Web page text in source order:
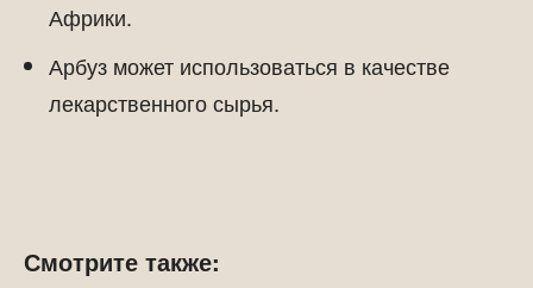
Африки.
Арбуз может использоваться в качестве
лекарственного сырья.
Смотрите также: